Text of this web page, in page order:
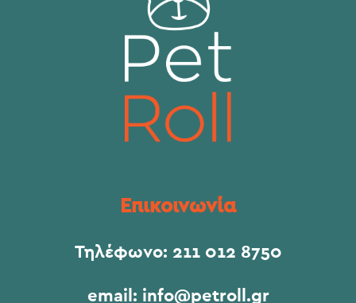
Επικοινωνία
Τηλέφωνο: 211 012 8750
email: info@petroll.gr